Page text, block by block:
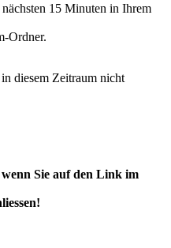
15 Minuten in Ihrem
Ordner.
diesem Zeitraum nicht
Sie auf den Link im